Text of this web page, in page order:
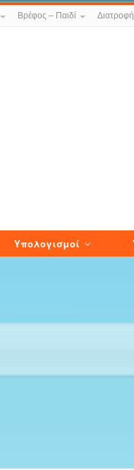
Βρέφος – Παιδί Διατροφή
Υπολογισμοί